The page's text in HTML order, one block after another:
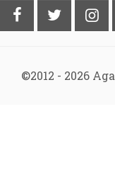
©2012 - 2026